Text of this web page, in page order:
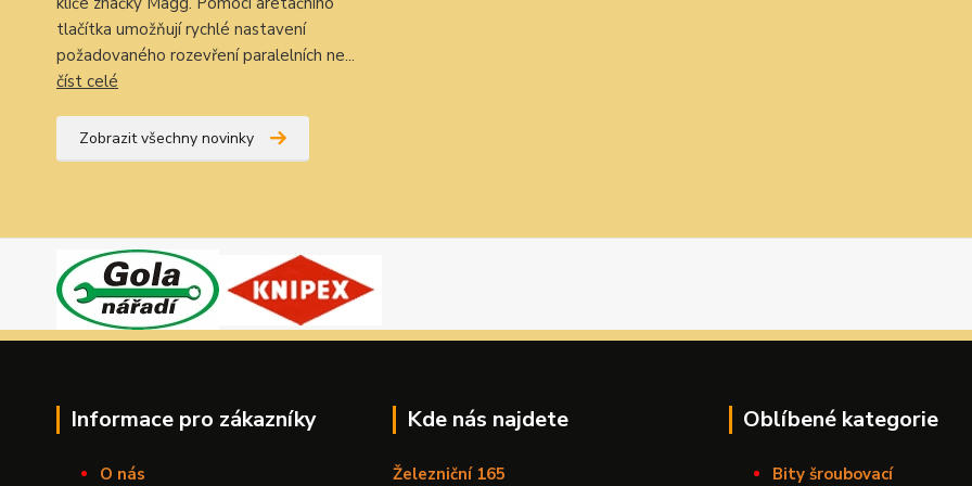
tlačítka umožňují rychlé nastavení
požadovaného rozevření paralelních ne...
číst celé
Zobrazit všechny novinky
Informace pro zákazníky
O nás
Kde nás najdete
Železniční 165
Oblíbené kategorie
Bity šroubovací